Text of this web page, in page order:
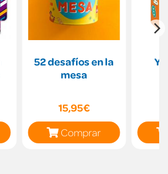
52 desafíos en la
mesa
15,95€
Comprar